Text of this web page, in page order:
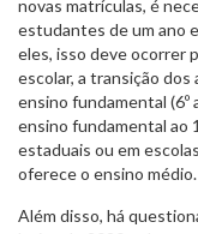
novas matrículas, é
estudantes de um ano
eles, isso deve ocorrer
escolar, a transição dos
ensino fundamental (6º
ensino fundamental ao
estaduais ou em
oferece o ensino médio.
Além disso, há